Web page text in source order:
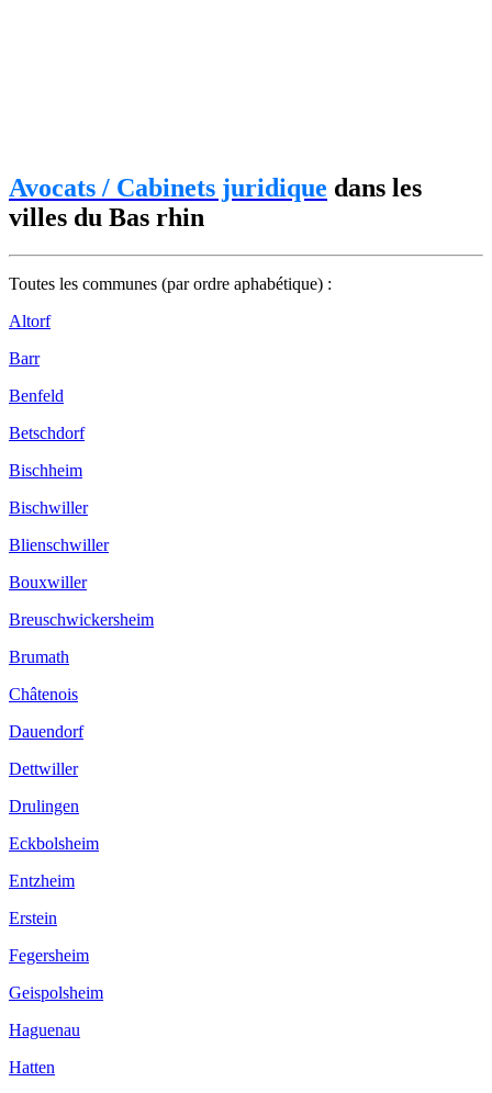
Avocats / Cabinets juridique dans les
villes du Bas rhin
Toutes les communes (par ordre aphabétique) :
Altorf
Barr
Benfeld
Betschdorf
Bischheim
Bischwiller
Blienschwiller
Bouxwiller
Breuschwickersheim
Brumath
Châtenois
Dauendorf
Dettwiller
Drulingen
Eckbolsheim
Entzheim
Erstein
Fegersheim
Geispolsheim
Haguenau
Hatten